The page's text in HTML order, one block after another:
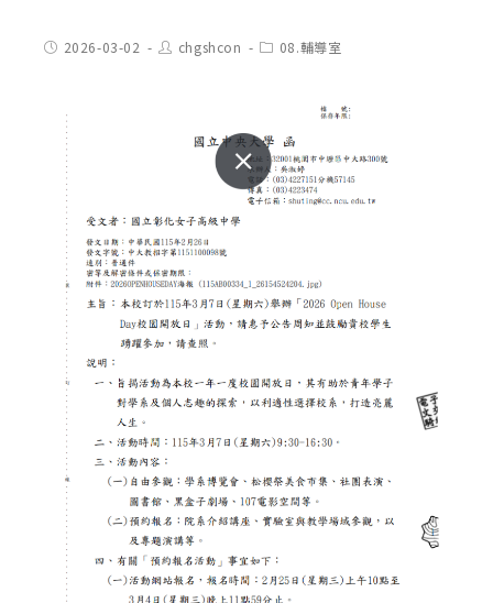
Post2026-03-02
Post
author:
chgshcon
Post08.輔導室